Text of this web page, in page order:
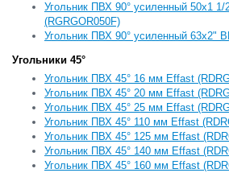
Угольник ПВХ 90° усиленный 50x1
(RGRGOR050F)
Угольник ПВХ 90° усиленный 63x2"
Угольники 45°
Угольник ПВХ 45° 16 мм Effast
Угольник ПВХ 45° 20 мм Effast
Угольник ПВХ 45° 25 мм Effast
Угольник ПВХ 45° 110 мм Effast
Угольник ПВХ 45° 125 мм Effast
Угольник ПВХ 45° 140 мм Effast
Угольник ПВХ 45° 160 мм Effast